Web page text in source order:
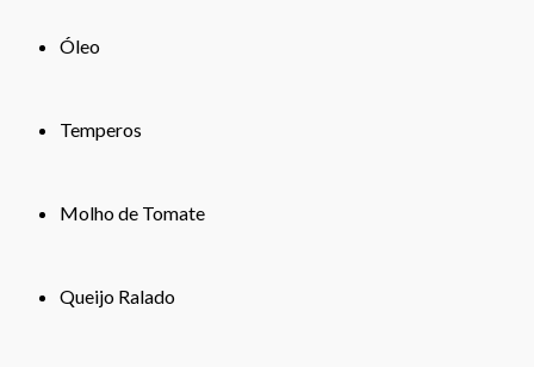
Óleo
Temperos
Molho de Tomate
Queijo Ralado